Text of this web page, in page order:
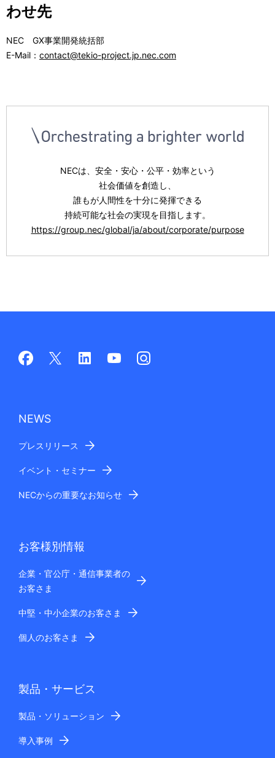
わせ先
NEC GX事業開発統括部
E-Mail： contact@tekio-project.jp.nec.com
NECは、安全・安心・公平・効率という
社会価値を創造し、
誰もが人間性を十分に発揮できる
持続可能な社会の実現を目指します。
https://group.nec/global/ja/about/corporate/purpose
NEWS
プレスリリース
イベント・セミナー
NECからの重要なお知らせ
お客様別情報
企業・官公庁・通信事業者の
お客さま
中堅・中小企業のお客さま
個人のお客さま
製品・サービス
製品・ソリューション
導入事例